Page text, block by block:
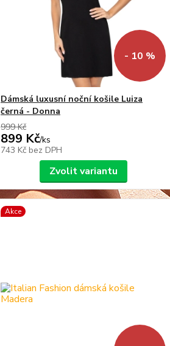
- 10 %
Dámská luxusní noční košile Luiza
černá - Donna
999 Kč
899 Kč/ks
743 Kč bez DPH
Zvolit variantu
Akce